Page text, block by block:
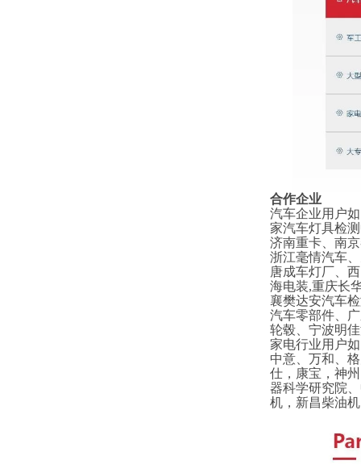
合作企业
汽车企业用户
家汽车灯具检
济南重卡、南
浙江毫情汽车
唐成车灯厂、
海电装,重庆长
襄樊达安汽车
汽车零部件、
轮毂、宁波明
家电行业用户
中意、万和、
仕，康宝，神
器科学研究院
机，新昌柴油